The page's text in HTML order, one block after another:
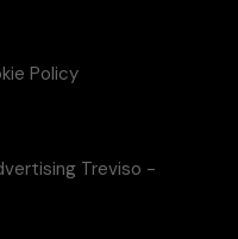
Policy
Treviso -